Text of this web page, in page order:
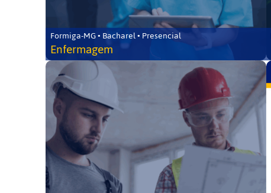
Formiga-MG • Bacharel • Presencial
Enfermagem